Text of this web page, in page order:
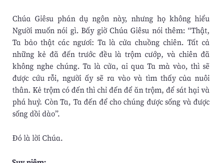
Chúa Giêsu phán dụ ngôn này, nhưng họ không hiểu
Người muốn nói gì. Bấy giờ Chúa Giêsu nói thêm: “Thật,
Ta bảo thật các ngươi: Ta là cửa chuồng chiên. Tất cả
những kẻ đã đến trước đều là trộm cướp, và chiên đã
không nghe chúng. Ta là cửa, ai qua Ta mà vào, thì sẽ
được cứu rỗi, người ấy sẽ ra vào và tìm thấy của nuôi
thân. Kẻ trộm có đến thì chỉ đến để ăn trộm, để sát hại và
phá huỷ. Còn Ta, Ta đến để cho chúng được sống và được
sống dồi dào”.
Ðó là lời Chúa.